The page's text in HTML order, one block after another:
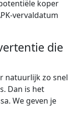
koper
vervaldatum
die
natuurlijk zo snel
Dan is het
We geven je